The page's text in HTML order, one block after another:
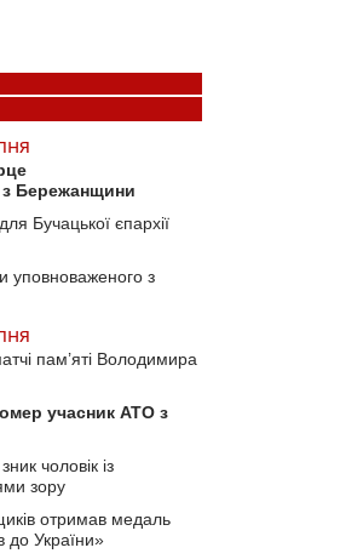
Бережанщини
Бучацької єпархії
уповноваженого з
пам’яті Володимира
учасник АТО з
чоловік із
зору
отримав медаль
до України»